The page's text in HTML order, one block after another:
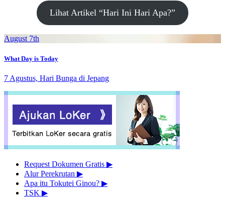
Lihat Artikel “Hari Ini Hari Apa?”
August 7th
What Day is Today
7 Agustus, Hari Bunga di Jepang
Request Dokumen Gratis ▶︎
Alur Perekrutan ▶︎
Apa itu Tokutei Ginou? ▶︎
TSK ▶︎